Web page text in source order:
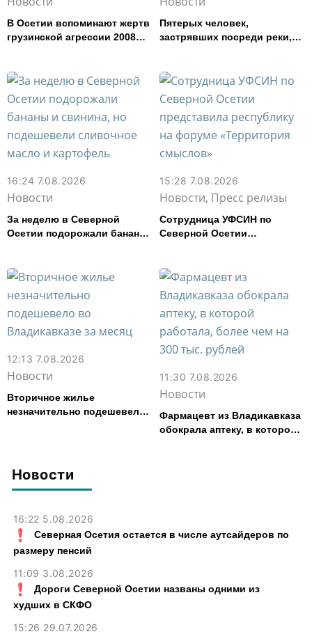
Новости
16:22 5.08.2026
Северная Осетия остается в числе аутсайдеров по
размеру пенсий
11:09 3.08.2026
Дороги Северной Осетии названы одними из
худших в СКФО
15:26 29.07.2026
В Осетии вспоминают жертв
грузинской агрессии 2008
Пятерых человек,
застрявших посреди реки,
16:24 7.08.2026
Новости
За неделю в Северной
Осетии подорожали бананы
картофель
15:28 7.08.2026
Новости, Пресс релизы
Сотрудница УФСИН по
Северной Осетии
смыслов»
12:13 7.08.2026
Новости
Вторичное жилье
незначительно подешевело
11:30 7.08.2026
Новости
Фармацевт из Владикавказа
обокрала аптеку, в которой